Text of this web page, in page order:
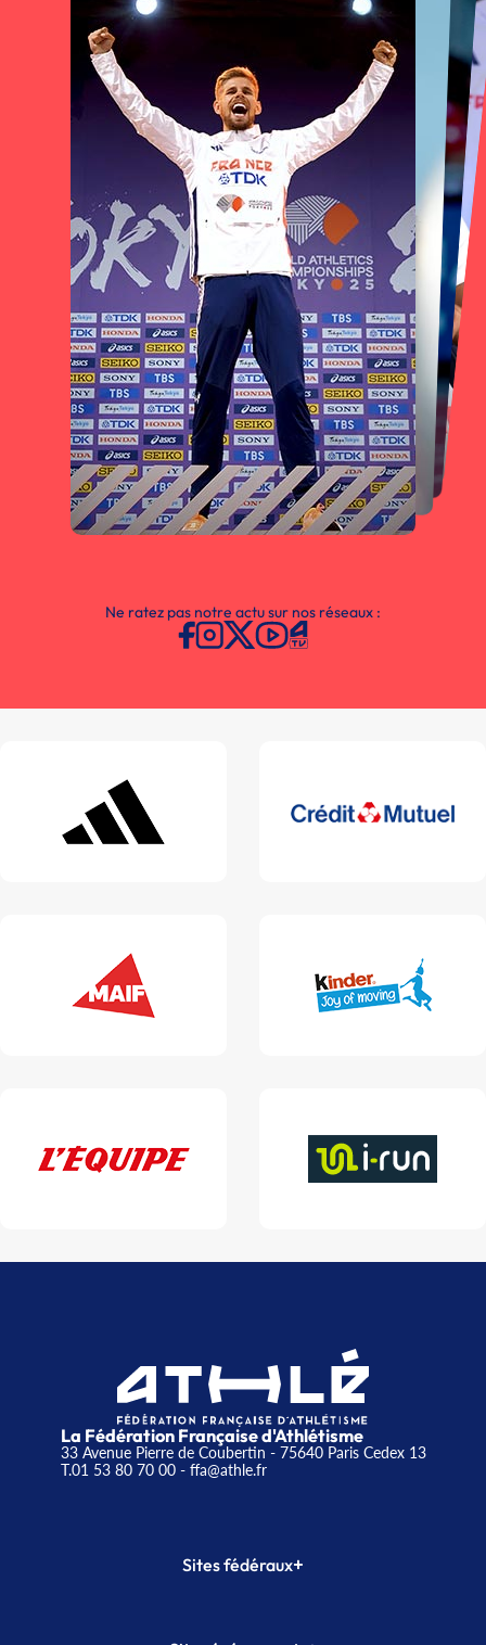
Ne ratez pas notre actu sur nos réseaux :
La Fédération Française d'Athlétisme
33 Avenue Pierre de Coubertin - 75640 Paris Cedex 13
T.01 53 80 70 00- ffa@athle.fr
Sites fédéraux+